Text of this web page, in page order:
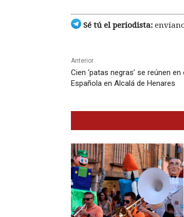
Sé tú el periodista:
Anterior
Cien ‘patas negras’ se reúnen
Española en Alcalá de Henares